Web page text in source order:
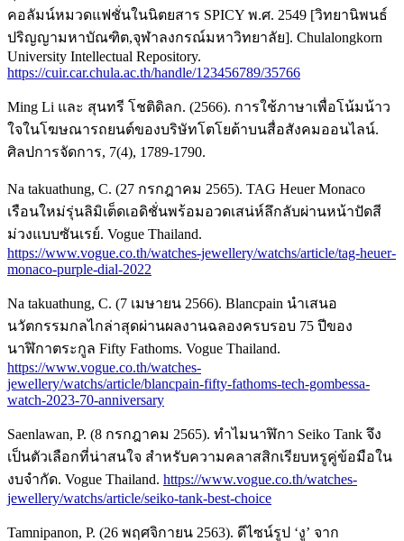
คอลัมน์หมวดแฟชั่นในนิตยสาร SPICY พ.ศ. 2549 [วิทยานิพนธ์
ปริญญามหาบัณฑิต,จุฬาลงกรณ์มหาวิทยาลัย]. Chulalongkorn
University Intellectual Repository.
https://cuir.car.chula.ac.th/handle/123456789/35766
Ming Li และ สุนทรี โชติดิลก. (2566). การใช้ภาษาเพื่อโน้มน้าว
ใจในโฆษณารถยนต์ของบริษัทโตโยต้าบนสื่อสังคมออนไลน์.
ศิลปการจัดการ, 7(4), 1789-1790.
Na takuathung, C. (27 กรกฎาคม 2565). TAG Heuer Monaco
เรือนใหม่รุ่นลิมิเต็ดเอดิชั่นพร้อมอวดเสน่ห์ลึกลับผ่านหน้าปัดสี
ม่วงแบบซันเรย์. Vogue Thailand.
https://www.vogue.co.th/watches-jewellery/watchs/article/tag-heuer-
monaco-purple-dial-2022
Na takuathung, C. (7 เมษายน 2566). Blancpain นำเสนอ
นวัตกรรมกลไกล่าสุดผ่านผลงานฉลองครบรอบ 75 ปีของ
นาฬิกาตระกูล Fifty Fathoms. Vogue Thailand.
https://www.vogue.co.th/watches-
jewellery/watchs/article/blancpain-fifty-fathoms-tech-gombessa-
watch-2023-70-anniversary
Saenlawan, P. (8 กรกฎาคม 2565). ทำไมนาฬิกา Seiko Tank จึง
เป็นตัวเลือกที่น่าสนใจ สำหรับความคลาสสิกเรียบหรูคู่ข้อมือใน
งบจำกัด. Vogue Thailand. https://www.vogue.co.th/watches-
jewellery/watchs/article/seiko-tank-best-choice
Tamnipanon, P. (26 พฤศจิกายน 2563). ดีไซน์รูป ‘งู’ จาก